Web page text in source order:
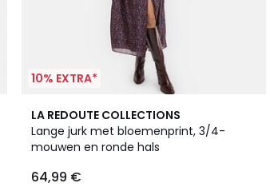
10% EXTRA*
LA REDOUTE COLLECTIONS
Lange jurk met bloemenprint, 3/4-
mouwen en ronde hals
64,99 €